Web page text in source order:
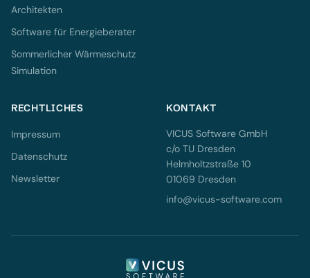
Architekten
Software für Energieberater
Sommerlicher Wärmeschutz
Simulation
RECHTLICHES
Impressum
Datenschutz
Newsletter
KONTAKT
VICUS Software GmbH
c/o TU Dresden
Helmholtzstraße 10
01069 Dresden
info@vicus-software.com